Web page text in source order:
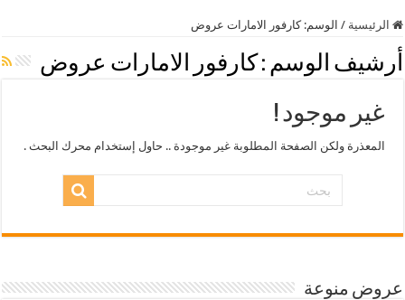
الرئيسية / الوسم:كارفور الامارات عروض
أرشيف الوسم : كارفور الامارات عروض
غير موجود !
المعذرة ولكن الصفحة المطلوبة غير موجودة .. حاول إستخدام محرك البحث .
عروض منوعة